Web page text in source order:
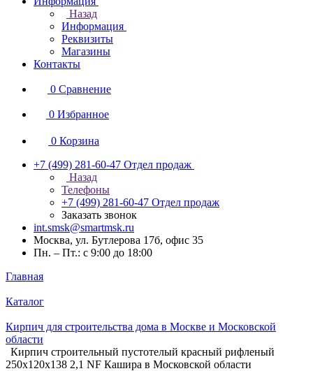
Назад
Информация
Реквизиты
Магазины
Контакты
0 Сравнение
0 Избранное
0 Корзина
+7 (499) 281-60-47 Отдел продаж
Назад
Телефоны
+7 (499) 281-60-47 Отдел продаж
Заказать звонок
int.smsk@smartmsk.ru
Москва, ул. Бутлерова 17б, офис 35
Пн. – Пт.: с 9:00 до 18:00
Главная
Каталог
Кирпич для строительства дома в Москве и Московской
области
Кирпич строительный пустотелый красный рифленый
250х120х138 2,1 NF Кашира в Московской области